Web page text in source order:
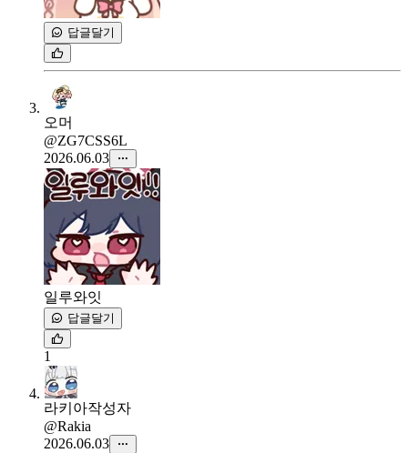
답글달기
오머
@ZG7CSS6L
2026.06.03
일루와잇
답글달기
1
라키아작성자
@Rakia
2026.06.03